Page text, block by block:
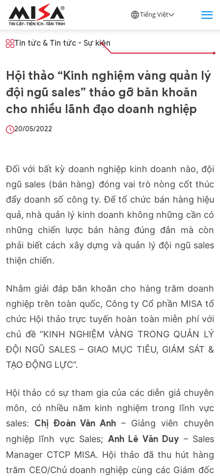
Tiếng Việt
Tin tức & Tin tức - Sự kiện
Hội thảo “Kinh nghiệm vàng quản lý
đội ngũ sales” tháo gỡ băn khoăn
cho nhiều lãnh đạo doanh nghiệp
20/05/2022
Đối với bất kỳ doanh nghiệp kinh doanh nào, đội
ngũ sales (bán hàng) đóng vai trò nòng cốt thúc
đẩy doanh số công ty. Để tổ chức bán hàng hiệu
quả, nhà quản lý kinh doanh không những cần có
những chiến lược bán hàng đúng đắn mà còn
phải biết cách xây dựng và quản lý đội ngũ sales
thiện chiến.
Nhằm giải đáp băn khoăn cho hàng trăm doanh
nghiệp trên toàn quốc, Công ty Cổ phần MISA tổ
chức Hội thảo trực tuyến hoàn toàn miễn phí với
chủ đề “KINH NGHIỆM VÀNG TRONG QUẢN LÝ
ĐỘI NGŨ SALES – GIAO MỤC TIÊU, GIÁM SÁT &
TẠO ĐỘNG LỰC”.
Hội thảo có sự tham gia của các diễn giả chuyên
môn, có nhiều năm kinh nghiệm trong lĩnh vực
sales: Chị Đoàn Vân Anh – Giảng viên chuyên
nghiệp lĩnh vực Sales; Anh Lê Văn Duy – Sales
Manager CTCP MISA. Hội thảo đã thu hút hàng
trăm CEO/Chủ doanh nghiệp cùng các Giám đốc